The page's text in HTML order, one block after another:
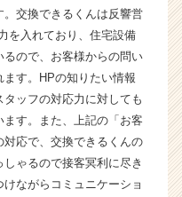
交換できるくんは反響営
を入れており、住宅設備
ので、お客様からの問い
す。HPの知りたい情報
ッフの対応力に対しても
す。また、上記の「お客
応で、交換できるくんの
ゃるので接客冥利に尽き
ながらコミュニケーショ